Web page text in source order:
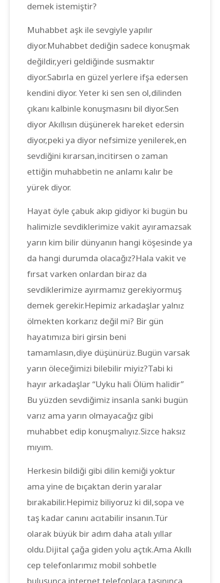
demek istemiştir?
Muhabbet aşk ile sevgiyle yapılır
diyor.Muhabbet dediğin sadece konuşmak
değildir,yeri geldiğinde susmaktır
diyor.Sabırla en güzel yerlere ifşa edersen
kendini diyor. Yeter ki sen sen ol,dilinden
çıkanı kalbinle konuşmasını bil diyor.Sen
diyor Akıllısın düşünerek hareket edersin
diyor,peki ya diyor nefsimize yenilerek,en
sevdiğini kırarsan,incitirsen o zaman
ettiğin muhabbetin ne anlamı kalır be
yürek diyor.
Hayat öyle çabuk akıp gidiyor ki bugün bu
halimizle sevdiklerimize vakit ayıramazsak
yarın kim bilir dünyanın hangi köşesinde ya
da hangi durumda olacağız?Hala vakit ve
fırsat varken onlardan biraz da
sevdiklerimize ayırmamız gerekiyormuş
demek gerekir.Hepimiz arkadaşlar yalnız
ölmekten korkarız değil mi? Bir gün
hayatımıza biri girsin beni
tamamlasın,diye düşünürüz.Bugün varsak
yarın öleceğimizi bilebilir miyiz?Tabi ki
hayır arkadaşlar “Uyku hali Ölüm halidir”
Bu yüzden sevdiğimiz insanla sanki bugün
varız ama yarın olmayacağız gibi
muhabbet edip konuşmalıyız.Sizce haksız
mıyım.
Herkesin bildiği gibi dilin kemiği yoktur
ama yine de bıçaktan derin yaralar
bırakabilir.Hepimiz biliyoruz ki dil,sopa ve
taş kadar canını acıtabilir insanın.Tür
olarak büyük bir adım daha atalı yıllar
oldu.Dijital çağa giden yolu açtık.Ama Akıllı
cep telefonlarımız mobil sohbetle